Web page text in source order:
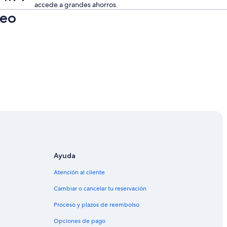
accede a grandes ahorros.
Ayuda
Atención al cliente
Cambiar o cancelar tu reservación
Proceso y plazos de reembolso
Opciones de pago